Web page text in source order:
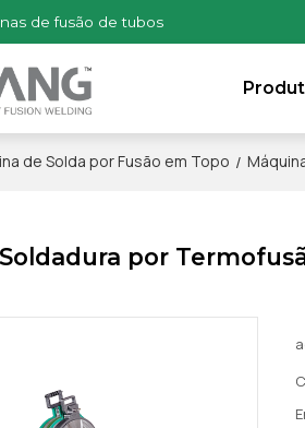
de fusão de tubos
de Solda por Fusão em Topo /
por